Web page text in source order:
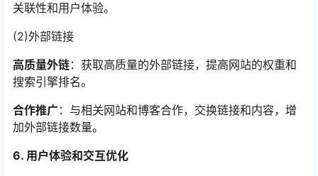
关联性和用户体验。
(2)外部链接
高质量外链：获取高质量的外部链接，提高网站的权重和
搜索引擎排名。
合作推广：与相关网站和博客合作，交换链接和内容，增
加外部链接数量。
6. 用户体验和交互优化